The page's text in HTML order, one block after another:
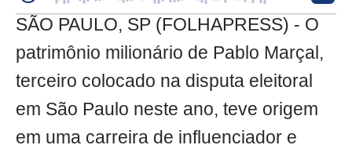
SÃO PAULO, SP (FOLHAPRESS) - O
patrimônio milionário de Pablo Marçal,
terceiro colocado na disputa eleitoral
em São Paulo neste ano, teve origem
em uma carreira de influenciador e